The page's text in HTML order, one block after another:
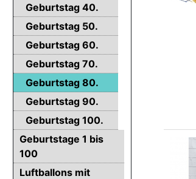
Geburtstag 40.
Geburtstag 50.
Geburtstag 60.
Geburtstag 70.
Geburtstag 80.
Geburtstag 90.
Geburtstag 100.
Geburtstage 1 bis
100
Luftballons mit